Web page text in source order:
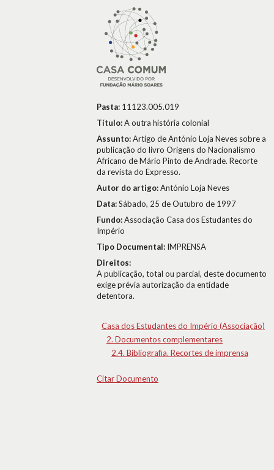
Pasta: 11123.005.019
Título:A outra história colonial
Assunto:Artigo de António Loja Neves sobre a
publicação do livro Origens do Nacionalismo
Africano de Mário Pinto de Andrade. Recorte
da revista do Expresso.
Autor do artigo:António Loja Neves
Data:Sábado, 25 de Outubro de 1997
Fundo:Associação Casa dos Estudantes do
Império
Tipo Documental: IMPRENSA
Direitos:
A publicação, total ou parcial, deste documento
exige prévia autorização da entidade
detentora.
Casa dos Estudantes do Império (Associação)
2. Documentos complementares
2.4. Bibliografia. Recortes de imprensa
Citar Documento